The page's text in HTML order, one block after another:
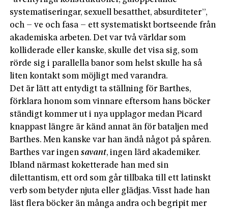
systematiseringar, sexuell besatthet, absurditeter”,
och – ve och fasa – ett systematiskt bortseende från
akademiska arbeten. Det var två världar som
kolliderade eller kanske, skulle det visa sig, som
rörde sig i parallella banor som helst skulle ha så
liten kontakt som möjligt med varandra.
Det är lätt att entydigt ta ställning för Barthes,
förklara honom som vinnare eftersom hans böcker
ständigt kommer ut i nya upplagor medan Picard
knappast längre är känd annat än för bataljen med
Barthes. Men kanske var han ändå något på spåren.
Barthes var ingensavant, ingen lärd akademiker.
Ibland närmast koketterade han med sin
dilettantism, ett ord som går tillbaka till ett latinskt
verb som betyder njuta eller glädjas. Visst hade han
läst flera böcker än många andra och begripit mer